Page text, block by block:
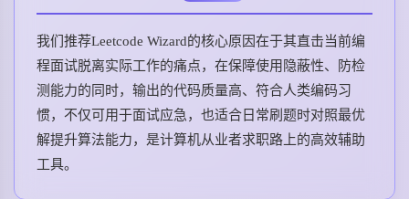
我们推荐Leetcode Wizard的核心原因在于其直击当前编
程面试脱离实际工作的痛点，在保障使用隐蔽性、防检
测能力的同时，输出的代码质量高、符合人类编码习
惯，不仅可用于面试应急，也适合日常刷题时对照最优
解提升算法能力，是计算机从业者求职路上的高效辅助
工具。